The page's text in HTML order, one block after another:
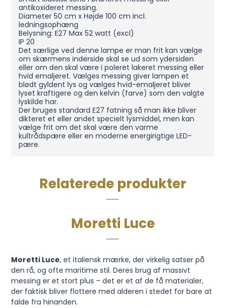
antikoxideret messing.
Diameter 50 cm x Højde 100 cm incl.
ledningsophæng
Belysning: E27 Max 52 watt (excl)
IP 20
Det særlige ved denne lampe er man frit kan vælge
om skærmens inderside skal se ud som ydersiden
eller om den skal være i poleret lakeret messing eller
hvid emaljeret. Vælges messing giver lampen et
blødt gyldent lys og vælges hvid-emaljeret bliver
lyset kraftigere og den kelvin (farve) som den valgte
lyskilde har.
Der bruges standard E27 fatning så man ikke bliver
dikteret et eller andet specielt lysmiddel, men kan
vælge frit om det skal være den varme
kultrådspære eller en moderne energirigtige LED-
pære.
Relaterede produkter
Moretti Luce
Moretti Luce, et italiensk mærke, der virkelig satser på
den rå, og ofte maritime stil. Deres brug af massivt
messing er et stort plus – det er et af de få materialer,
der faktisk bliver flottere med alderen i stedet for bare at
falde fra hinanden.